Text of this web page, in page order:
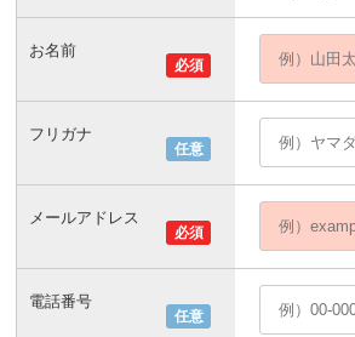
必須
お名前
任意
フリガナ
必須
メールアドレス
任意
電話番号